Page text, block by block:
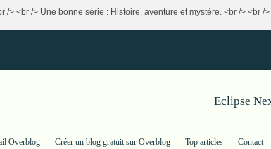
/> <br /> Une bonne série : Histoire, aventure et mystère. <br /> <br /
Eclipse
Overblog Créer un blog gratuit sur Overblog Top articles Contact